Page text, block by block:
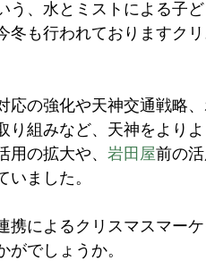
、水とミストによる子
も行われておりますク
応の強化や天神交通戦略
り組みなど、天神をより
の拡大や、 岩田屋前の
ました。
によるクリスマスマー
でしょうか。